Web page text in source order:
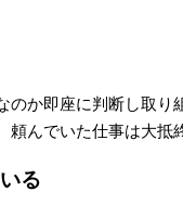
か即座に判断し取り
んでいた仕事は大
る